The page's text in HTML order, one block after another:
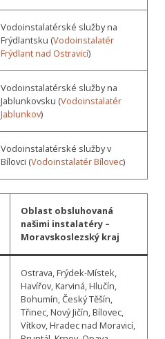
Vodoinstalatérské služby na
Frýdlantsku (Vodoinstalatér
Frýdlant nad Ostravicí)
Vodoinstalatérské služby na
Jablunkovsku (Vodoinstalatér
Jablunkov)
Vodoinstalatérské služby v
Bílovci (Vodoinstalatér Bílovec)
Oblast obsluhovaná
našimi instalatéry –
Moravskoslezský kraj
Ostrava, Frýdek-Místek,
Havířov, Karviná, Hlučín,
Bohumín, Český Těšín,
Třinec, Nový Jičín, Bílovec,
Vítkov, Hradec nad Moravicí,